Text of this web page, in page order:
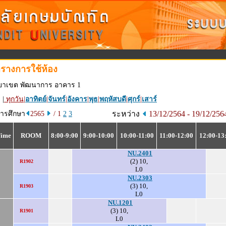
างการใช้ห้อง
าเขต พัฒนาการ อาคาร 1
ทุกวัน อาทิตย์ จันทร์ อังคาร พุธ พฤหัสบดี ศุกร์ เสาร์
รศึกษา
2565 / 1 2 3 ระหว่าง 13/12/2564 - 19/12/
ROOM 8:00-9:00 9:00-10:00 10:00-11:00 11:00-12:00 12:00-
R1902
NU.2401
(2) 10,
L0
R1903
NU.2303
(3) 10,
L0
R1901
NU.1201
(3) 10,
L0